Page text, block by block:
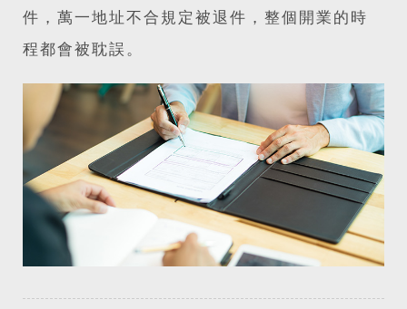
件，萬一地址不合規定被退件，整個開業的時
程都會被耽誤。